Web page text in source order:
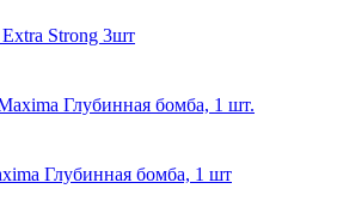
Strong 3шт
Глубинная бомба, 1 шт